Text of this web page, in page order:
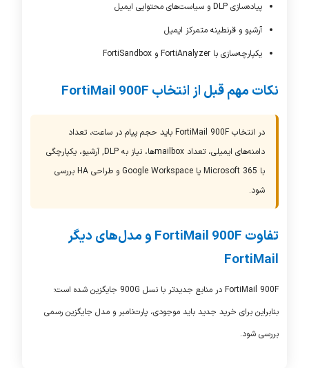
پیاده‌سازی DLP و سیاست‌های محتوایی ایمیل
آرشیو و قرنطینه متمرکز ایمیل
یکپارچه‌سازی با FortiAnalyzer و FortiSandbox
نکات مهم قبل از انتخاب FortiMail 900F
در انتخابFortiMail 900F باید حجم پیام در ساعت، تعداد
دامنه‌های ایمیلی، تعداد mailboxها، نیاز به
DLP, آرشیو، یکپارچگی
با Microsoft 365 یا Google Workspace و طراحی HA بررسی
شود.
تفاوت FortiMail 900F و مدل‌های دیگر
FortiMail
FortiMail 900F در منابع جدیدتر با نسل 900G جایگزین شده است؛
بنابراین برای خرید جدید باید موجودی، پارت‌نامبر و مدل جایگزین رسمی
بررسی شود.